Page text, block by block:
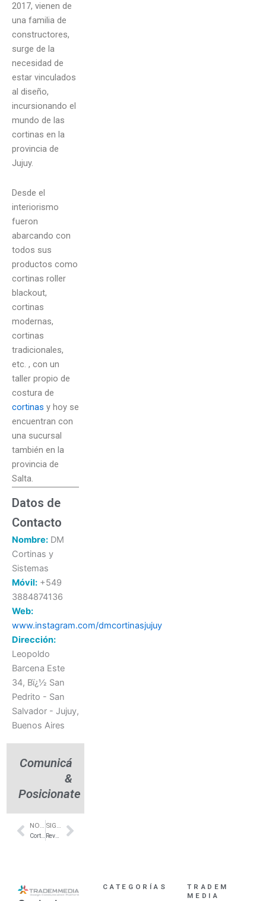
2017, vienen de
una familia de
constructores,
surge de la
necesidad de
estar vinculados
al diseño,
incursionando el
mundo de las
cortinas en la
provincia de
Jujuy.
Desde el
interiorismo
fueron
abarcando con
todos sus
productos como
cortinas roller
blackout,
cortinas
modernas,
cortinas
tradicionales,
etc. , con un
taller propio de
costura de
cortinas y hoy se
encuentran con
una sucursal
también en la
provincia de
Salta.
Datos de
Contacto
Nombre: DM
Cortinas y
Sistemas
Móvil: +549
3884874136
Web:
www.instagram.com/dmcortinasjujuy
Dirección:
Leopoldo
Barcena Este
34, Bï¿½ San
Pedrito - San
Salvador - Jujuy,
Buenos Aires
Comunicá
&
Posicionate
Prev
NOTA ANTERIOR
Cortinas roller black out – Puerto Madryn – Esydeco cortinas
SIGUIENTE NOTA
Revestimientos de WPC- Villa del Parque – Arquiplast Next
CATEGORÍAS
TRADEM
MEDIA